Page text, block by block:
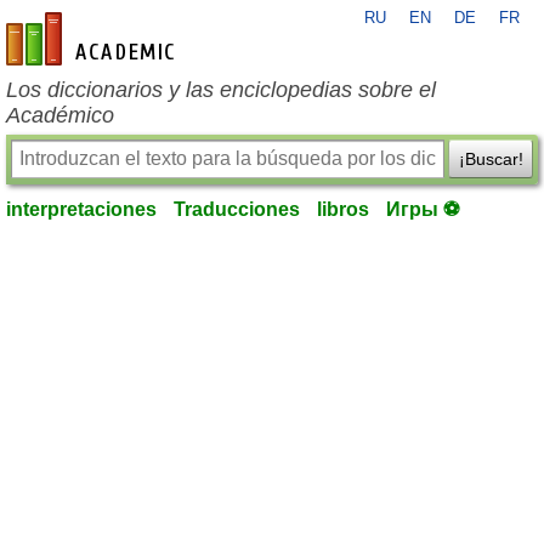
es-academic.com
RU EN DE FR
Los diccionarios y las enciclopedias sobre el
Académico
¡Buscar!
interpretaciones Traducciones libros Игры ⚽